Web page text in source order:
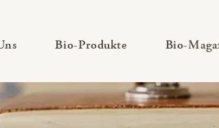
— Untermenü ausklappen
Bio-Produkte— Untermenü
Bio-